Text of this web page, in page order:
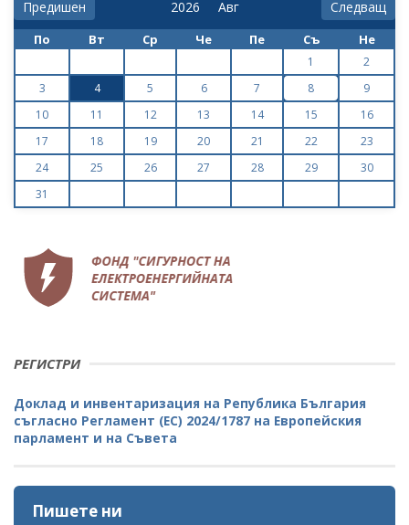
Предишен Следващ
По Вт Ср Че Пе Съ Не
1
2
3
4 5 6 7 8
9
10
11 12 13 14 15
16
17
18 19 20 21 22
23
24
25 26 27 28 29
30
31
РЕГИСТРИ
Доклад и инвентаризация на Република България
съгласно Регламент (ЕС) 2024/1787 на Европейския
парламент и на Съвета
Пишете ни